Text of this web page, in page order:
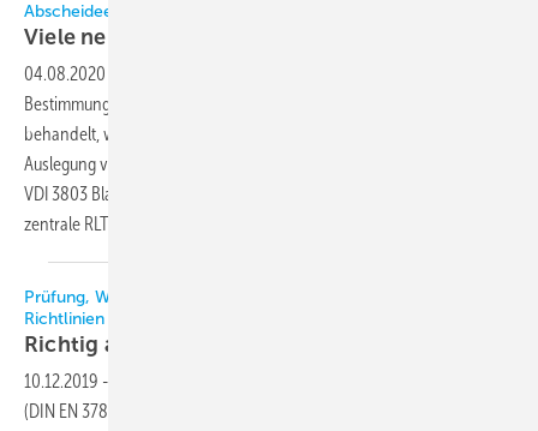
Abscheideeffizienz
Viele neue
04.08.2020
Bestimmung der Heiz- und Kühlleistung von Flächenkühlsystemen
behandelt, widmet sich die Normenreihe DIN EN ISO 11855 der
Auslegung von Strahlheizungs- und -kühlsystemen. Die wichtige
VDI 3803 Blatt 1 definiert bauliche und technische Anforderungen an
zentrale RLT-Anlagen.
Prüfung, Wartung, Sicherheit und Energieeffizienz prägen
Richtlinien
Richtig auswählen und
10.12.2019 -
(DIN EN 378), Verflüssigungssätzen (DIN EN 13215/A1), Lüftungs- und